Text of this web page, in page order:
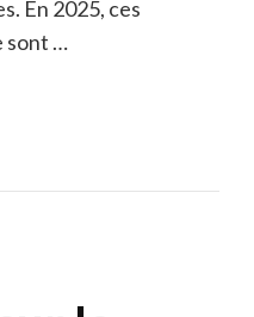
En 2025, ces
sont …